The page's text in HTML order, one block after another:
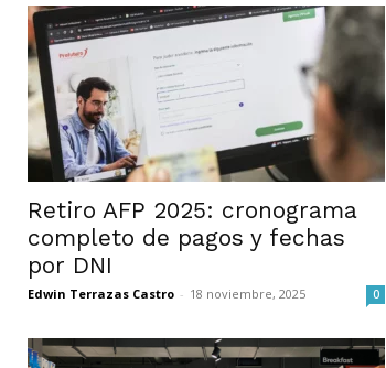
Retiro AFP 2025: cronograma
completo de pagos y fechas
por DNI
Edwin Terrazas Castro - 18 noviembre, 2025 0